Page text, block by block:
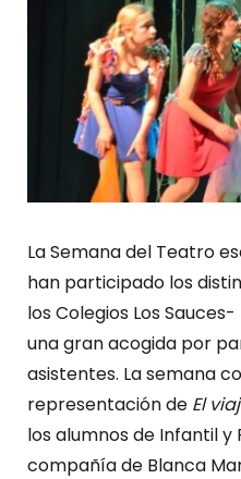
La Semana del Teatro
han participado los
los Colegios Los Sauces-
una gran acogida por
asistentes. La semana
representación de El
los alumnos de Infantil
compañía de Blanca